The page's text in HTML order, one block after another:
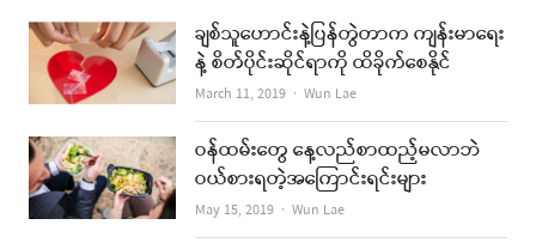
ချစ်သူဟောင်းနဲ့ပြန်တွဲတာက ကျန်းမာရေး
နဲ့ စိတ်ပိုင်းဆိုင်ရာကို ထိခိုက်စေနိုင်
March 11, 2019 Author
Wun Lae
ဝန်ထမ်းတွေ နေ့လည်စာထည့်မလာဘဲ
ဝယ်စားရတဲ့အကြောင်းရင်းများ
May 15, 2019 Author
Wun Lae